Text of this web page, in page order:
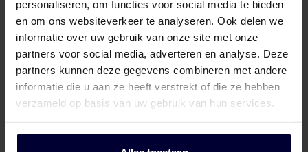
personaliseren, om functies voor social media te bieden
en om ons websiteverkeer te analyseren. Ook delen we
informatie over uw gebruik van onze site met onze
partners voor social media, adverteren en analyse. Deze
partners kunnen deze gegevens combineren met andere
informatie die u aan ze heeft verstrekt of die ze hebben
verzameld op basis van uw gebruik van hun services.
At Van Rooi, we are shaping the future of
food. As an essential link in the chain
from farm to fork, we care about